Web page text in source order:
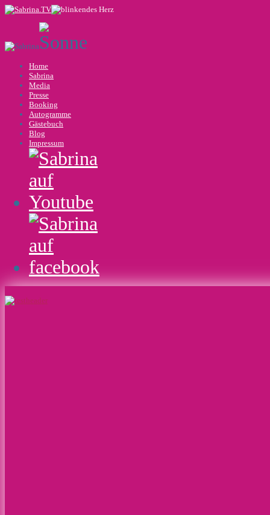
Home
Sabrina
Media
Presse
Booking
Autogramme
Gästebuch
Blog
Impressum